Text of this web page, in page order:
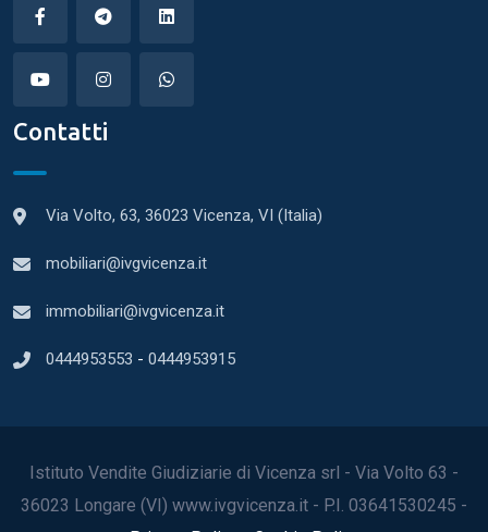
Contatti
Via Volto, 63, 36023 Vicenza, VI (Italia)
mobiliari@ivgvicenza.it
immobiliari@ivgvicenza.it
0444953553 - 0444953915
Istituto Vendite Giudiziarie di Vicenza srl - Via Volto 63 -
36023 Longare (VI) www.ivgvicenza.it - P.I. 03641530245 -